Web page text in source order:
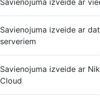
Savienojuma izveide ar
Savienojuma izveide ar
serveriem
Savienojuma izveide ar
Cloud